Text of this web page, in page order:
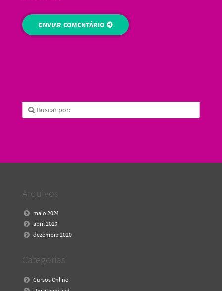
Arquivos
maio 2024
abril 2023
dezembro 2020
Categorias
Cursos Online